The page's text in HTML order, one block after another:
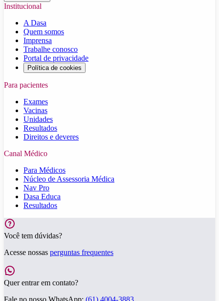
Institucional
A Dasa
Quem somos
Imprensa
Trabalhe conosco
Portal de privacidade
Política de cookies
Para pacientes
Exames
Vacinas
Unidades
Resultados
Direitos e deveres
Canal Médico
Para Médicos
Núcleo de Assessoria Médica
Nav Pro
Dasa Educa
Resultados
Você tem dúvidas?
Acesse nossas perguntas frequentes
Quer entrar em contato?
Fale no nosso WhatsApp: (61) 4004-3883